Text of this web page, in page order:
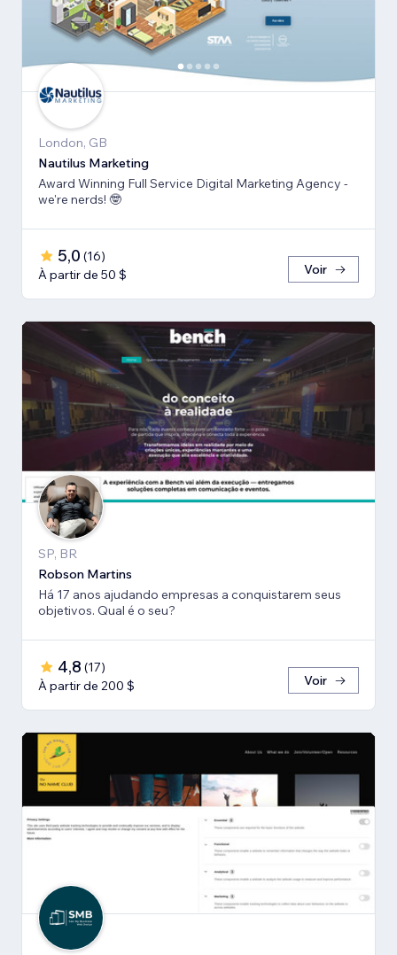
London, GB
Nautilus Marketing
Award Winning Full Service Digital Marketing Agency -
we're nerds! 🤓
5,0 (16)
À partir de 50 $
Voir
SP, BR
Robson Martins
Há 17 anos ajudando empresas a conquistarem seus
objetivos. Qual é o seu?
4,8 (17)
À partir de 200 $
Voir